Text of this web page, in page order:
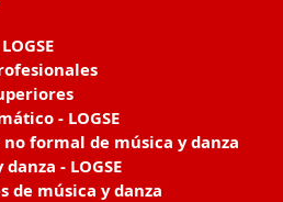
- LOGSE
formal de música y danza
- LOGSE
de música y danza